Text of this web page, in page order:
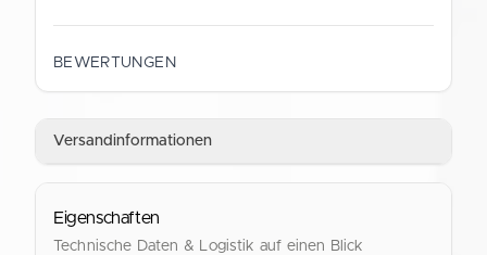
HERSTELLER
Gustav Schramm GmbH
28219 Bremen
Deutschland
KONTAKT
shop@verpackung.de
BEWERTUNGEN
Versandinformationen
Eigenschaften
Technische Daten & Logistik auf einen Blick